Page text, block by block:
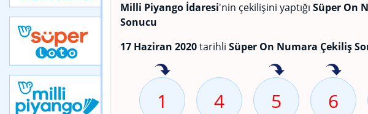
Milli Piyango İdaresi'nin çekilişini yaptığı Süper On
Sonucu
17 Haziran 2020tarihli Süper On Numara Çekiliş
1 4 5 6